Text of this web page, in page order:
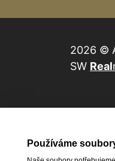
2026 ©
SW Real
Používáme